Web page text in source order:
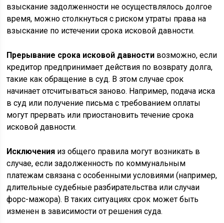
взыскание задолженности не осуществлялось долгое
время, можно столкнуться с риском утраты права на
взыскание по истечении срока исковой давности.
Прерывание срока исковой давности возможно, если
кредитор предпринимает действия по возврату долга,
такие как обращение в суд. В этом случае срок
начинает отсчитываться заново. Например, подача иска
в суд или получение письма с требованием оплаты
могут прервать или приостановить течение срока
исковой давности.
Исключения из общего правила могут возникать в
случае, если задолженность по коммунальным
платежам связана с особенными условиями (например,
длительные судебные разбирательства или случаи
форс-мажора). В таких ситуациях срок может быть
изменен в зависимости от решения суда.